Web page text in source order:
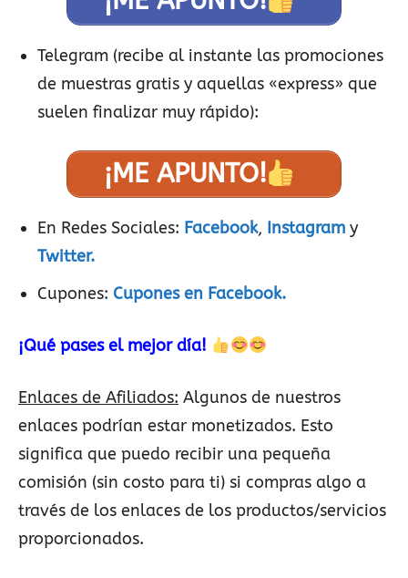
Telegram (recibe al instante las promociones
de muestras gratis y aquellas «express» que
suelen finalizar muy rápido):
¡ME APUNTO!
En Redes Sociales: Facebook, Instagram y
Twitter.
Cupones: Cupones en Facebook.
¡Qué pases el mejor día!
Enlaces de Afiliados: Algunos de nuestros
enlaces podrían estar monetizados. Esto
significa que puedo recibir una pequeña
comisión (sin costo para ti) si compras algo a
través de los enlaces de los productos/servicios
proporcionados.